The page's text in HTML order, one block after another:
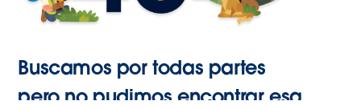
Buscamos por todas partes
pero no pudimos encontrar esa